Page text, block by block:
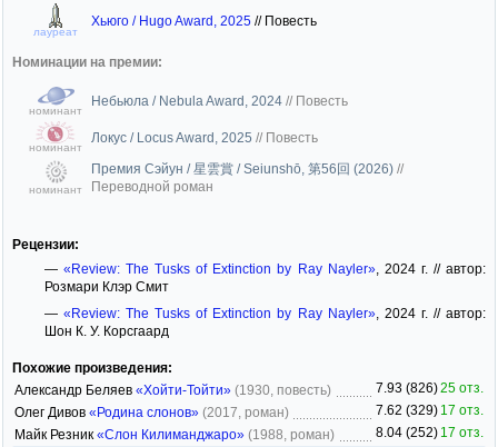
лауреат
Хьюго / Hugo Award, 2025 // Повесть
Номинации на премии:
номинант
Небьюла / Nebula Award, 2024 // Повесть
номинант
Локус / Locus Award, 2025 // Повесть
номинант
Премия Сэйун / 星雲賞 / Seiunshō, 第56回 (2026) //
Переводной роман
Рецензии:
— «Review: The Tusks of Extinction by Ray Nayler», 2024 г. // автор:
Розмари Клэр Смит
— «Review: The Tusks of Extinction by Ray Nayler», 2024 г. // автор:
Шон К. У. Корсгаард
Похожие произведения:
Александр Беляев «Хойти-Тойти» (1930, повесть) 7.93 (826)25 отз.
Олег Дивов «Родина слонов» (2017, роман) 7.62 (329) 17 отз.
Майк Резник «Слон Килиманджаро» (1988, роман) 8.04 (252) 17 отз.